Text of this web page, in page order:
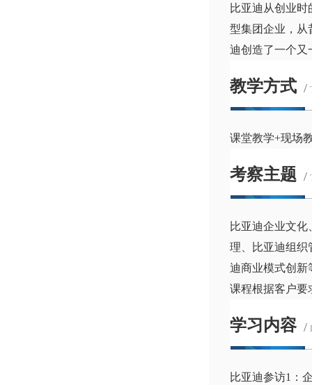
比亚迪从创业时
型集团企业，从
迪创造了一个又
教学方式 /
课堂教学+现场
考察主题 /
比亚迪企业文
理、比亚迪组织
迪商业模式创新
课程根据客户要
学习内容 /
比亚迪参访1：